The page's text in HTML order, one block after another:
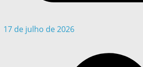
17 de julho de 2026